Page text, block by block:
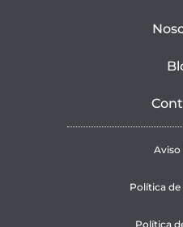
Aviso
Política
Política